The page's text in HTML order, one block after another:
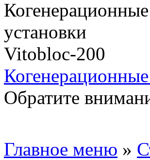
Обратите
Главное меню »